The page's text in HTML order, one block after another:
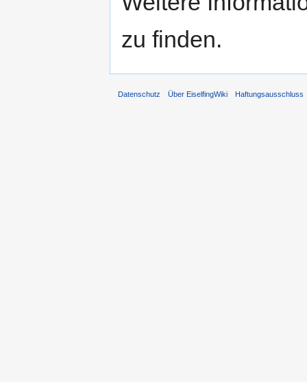
zu finden.
Datenschutz Über EiselfingWiki Haftungsausschluss